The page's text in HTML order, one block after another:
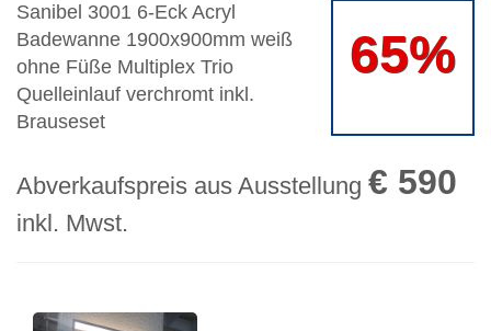
Sanibel 3001 6-Eck Acryl
Badewanne 1900x900mm weiß
ohne Füße Multiplex Trio
Quelleinlauf verchromt inkl.
Brauseset
65%
Abverkaufspreis aus Ausstellung € 590
inkl. Mwst.